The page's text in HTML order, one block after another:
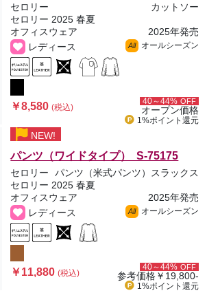
セロリー
カットソー
セロリー 2025 春夏
オフィスウェア
2025年発売
レディース
All オールシーズン
￥8,580(税込)
40～44% OFF
オープン価格
1%ポイント 還元
NEW!
パンツ（ワイドタイプ） S-75175
セロリー
パンツ（米式パンツ）スラックス
セロリー 2025 春夏
オフィスウェア
2025年発売
レディース
All オールシーズン
￥11,880(税込)
40～44% OFF
参考価格￥19,800-
1%ポイント 還元